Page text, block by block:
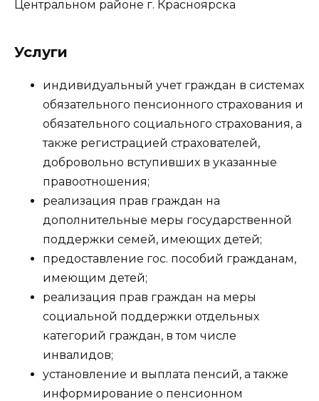
Услуги
индивидуальный учет граждан в системах
обязательного пенсионного страхования и
обязательного социального страхования, а
также регистрацией страхователей,
добровольно вступивших в указанные
правоотношения;
реализация прав граждан на
дополнительные меры государственной
поддержки семей, имеющих детей;
предоставление гос. пособий гражданам,
имеющим детей;
реализация прав граждан на меры
социальной поддержки отдельных
категорий граждан, в том числе
инвалидов;
установление и выплата пенсий, а также
информирование о пенсионном